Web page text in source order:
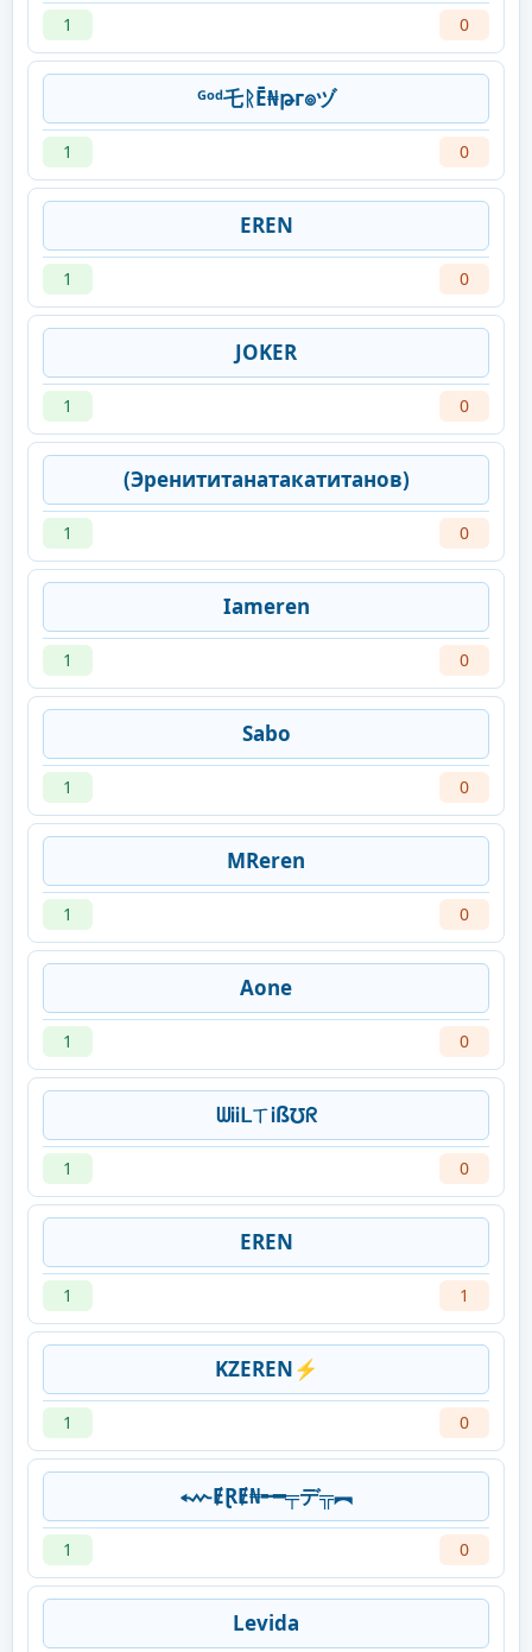
1 0
ᴳᵒᵈ乇ᚱĒ₦թг๏ヅ
1 0
EREN
1 0
JOKER
1 0
(Эренититанатакатитанов)
1 0
Iameren
1 0
Sabo
1 0
MReren
1 0
Aone
1 0
ᗯᎥᎥᒪㄒᎥß℧ᖇ
1 0
ㅤERENㅤ
1 1
KZㅤEREN⚡
1 0
⬳ɆⱤɆ₦╾━╤デ╦︻
1 0
Levida